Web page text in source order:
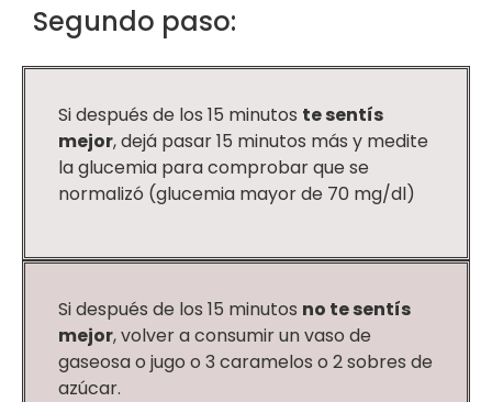
Segundo paso:
Si después de los 15 minutos te sentís
mejor, dejá pasar 15 minutos más y medite
la glucemia para comprobar que se
normalizó (glucemia mayor de 70 mg/dl)
Si después de los 15 minutos no te sentís
mejor, volver a consumir un vaso de
gaseosa o jugo o 3 caramelos o 2 sobres de
azúcar.